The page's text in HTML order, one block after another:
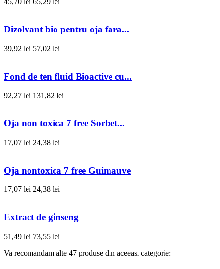
Dizolvant bio pentru oja fara...
39,92 lei 57,02 lei
Fond de ten fluid Bioactive cu...
92,27 lei 131,82 lei
Oja non toxica 7 free Sorbet...
17,07 lei 24,38 lei
Oja nontoxica 7 free Guimauve
17,07 lei 24,38 lei
Extract de ginseng
51,49 lei 73,55 lei
Va recomandam alte 47 produse din aceeasi categorie: